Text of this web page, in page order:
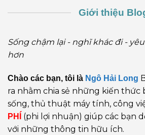
Giới thiệu
Sống chậm lại - nghĩ khác đi -
hơn
Chào các bạn, tôi là Ngô Hải Long
ra nhằm chia sẻ những kiến thức
sống, thủ thuật máy tính, công
PHÍ
(phi lợi nhuận) giúp các bạn
với những thông tin hữu ích.